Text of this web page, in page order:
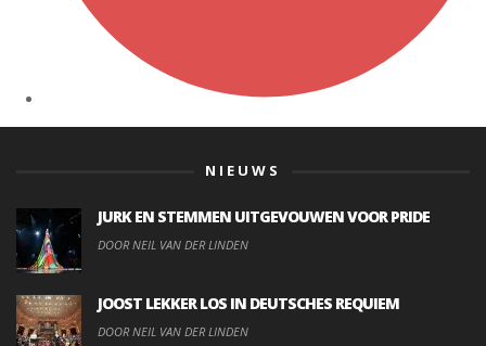
NIEUWS
JURK EN STEMMEN UITGEVOUWEN VOOR PRIDE
DOOR NEIL VAN DER LINDEN
JOOST LEKKER LOS IN DEUTSCHES REQUIEM
DOOR NEIL VAN DER LINDEN